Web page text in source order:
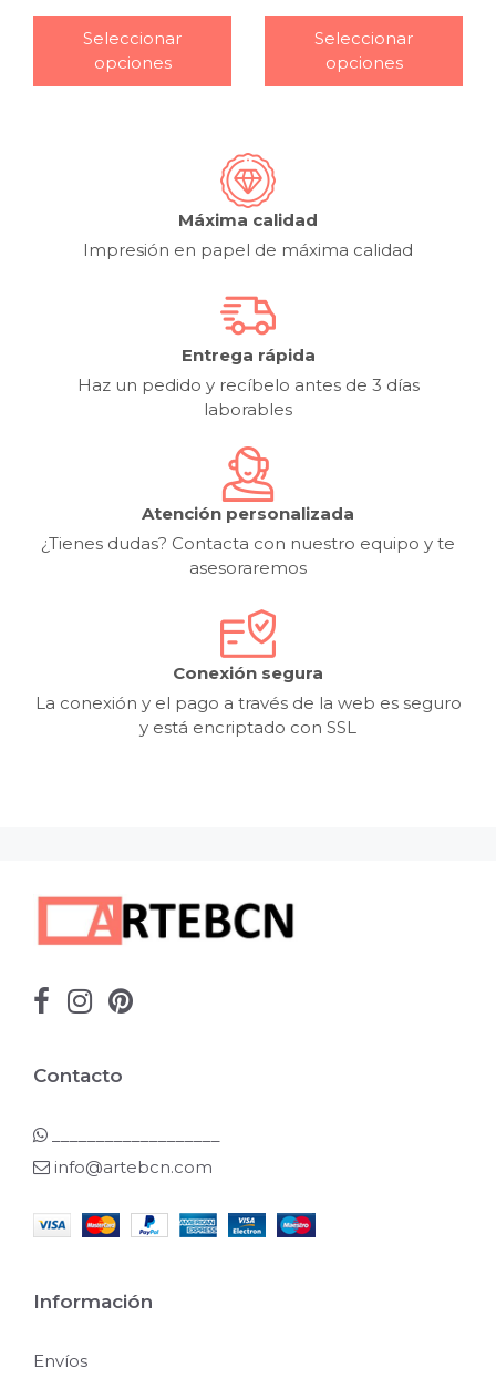
Seleccionar
opciones
Seleccionar
opciones
Máxima calidad
Impresión en papel de máxima calidad
Entrega rápida
Haz un pedido y recíbelo antes de 3 días
laborables
Atención personalizada
¿Tienes dudas? Contacta con nuestro equipo y te
asesoraremos
Conexión segura
La conexión y el pago a través de la web es seguro
y está encriptado con SSL
Contacto
info@artebcn.com
Información
Envíos